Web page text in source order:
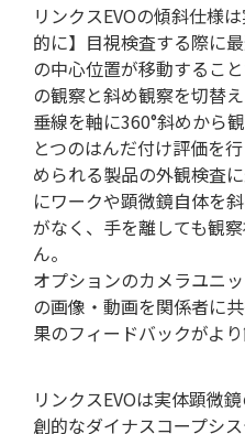
用
リンクスEVOの傾斜仕様
的に】目視検査する際に
の中心位置が移動するこ
の観察と斜め観察を切替
垂線を軸に360°斜めから
とつのはんだ付け評価を
められる製品の外観検査
にワークや顕微鏡自体を
がなく、手を離しても観
ん。
オプションのカメラユニ
の画像・動画を関係者に
果のフィードバックがよ
リンクスEVOは実体顕微
創的なダイナスコープシ